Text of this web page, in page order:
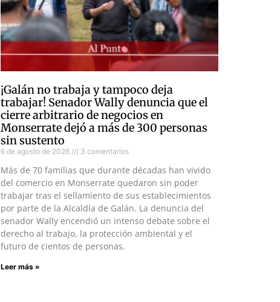
¡Galán no trabaja y tampoco deja
trabajar! Senador Wally denuncia que el
cierre arbitrario de negocios en
Monserrate dejó a más de 300 personas
sin sustento
6 de agosto de 2026 3 comentarios
Más de 70 familias que durante décadas han vivido
del comercio en Monserrate quedaron sin poder
trabajar tras el sellamiento de sus establecimientos
por parte de la Alcaldía de Galán. La denuncia del
senador Wally encendió un intenso debate sobre el
derecho al trabajo, la protección ambiental y el
futuro de cientos de personas.
Leer más »